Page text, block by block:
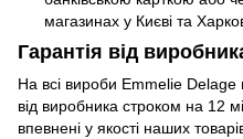
магазинах у Києві та
Гарантія від
На всі вироби Emmelie Delage
від виробника строком на 12
впевнені у якості наших